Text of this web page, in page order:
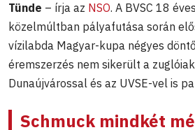
Tünde – írja az NSO. A BVSC 18
közelmúltban pályafutása során
vízilabda Magyar-kupa négyes
éremszerzés nem sikerült a
Dunaújvárossal és az UVSE-vel is
Schmuck mindkét